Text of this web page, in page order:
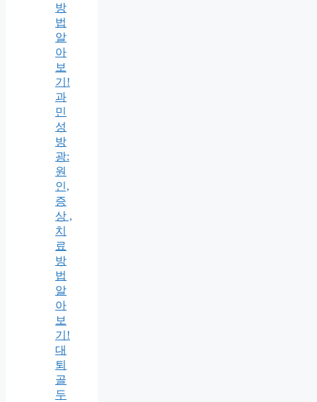
방
법
알
아
보
기!
과
민
성
방
광:
원
인,
증
상 ,
치
료
방
법
알
아
보
기!
대
퇴
골
두